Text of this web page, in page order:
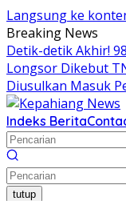
Langsung ke
Breaking News
Detik-detik Akhir!
Longsor Dikebut
Diusulkan Masuk
Indeks Berita
tutup